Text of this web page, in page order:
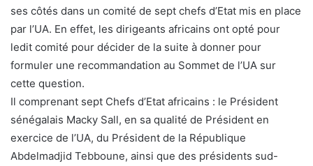
ses côtés dans un comité de sept chefs d’Etat mis en place
par l’UA. En effet, les dirigeants africains ont opté pour
ledit comité pour décider de la suite à donner pour
formuler une recommandation au Sommet de l’UA sur
cette question.
Il comprenant sept Chefs d’Etat africains : le Président
sénégalais Macky Sall, en sa qualité de Président en
exercice de l’UA, du Président de la République
Abdelmadjid Tebboune, ainsi que des présidents sud-